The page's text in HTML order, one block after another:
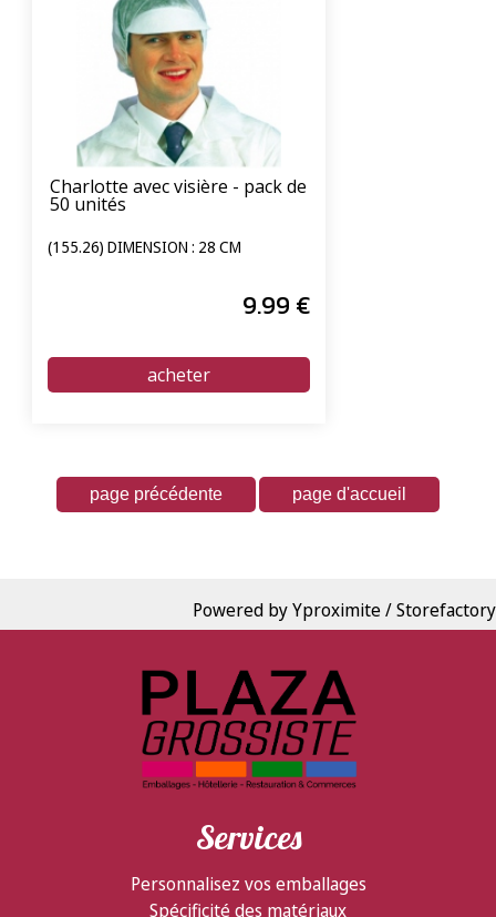
Charlotte avec visière - pack de
50 unités
(155.26) DIMENSION : 28 CM
9.99 €
Powered by Yproximite / Storefactory
Services
Personnalisez vos emballages
Spécificité des matériaux